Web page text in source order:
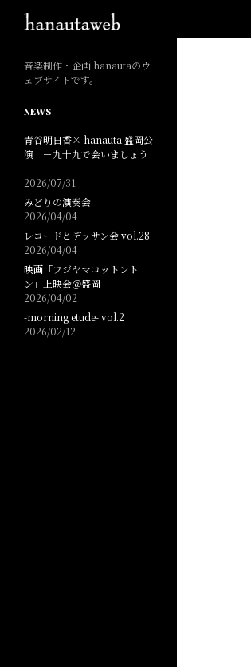
検索
音楽制作・企画 hanautaのウ
ェブサイトです。
NEWS
青谷明日香× hanauta 盛岡公
演 －九十九で会いましょう
－
2026/07/31
みどりの演奏会
2026/04/04
レコードとデッサン会 vol.28
2026/04/04
映画「フジヤマコットント
ン」上映会＠盛岡
2026/04/02
-morning etude- vol.2
2026/02/12